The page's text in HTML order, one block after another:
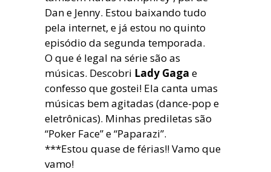
Dan e Jenny. Estou baixando tudo
pela internet, e já estou no quinto
episódio da segunda temporada.
O que é legal na série são as
músicas. Descobri Lady Gaga e
confesso que gostei! Ela canta umas
músicas bem agitadas (dance-pop e
eletrônicas). Minhas prediletas são
“Poker Face” e “Paparazi”.
***Estou quase de férias!! Vamo que
vamo!